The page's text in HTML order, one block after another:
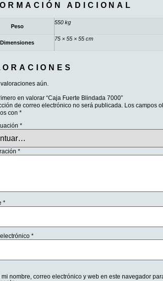
ADICIONAL
Peso
550 kg
Dimensiones
75 × 55 × 55 cm
aún.
en valorar “Caja Fuerte Blindada 7000”
de correo electrónico no será publicada. Los campos
con *
*
*
*
*
mi nombre, correo electrónico y web en este navegador